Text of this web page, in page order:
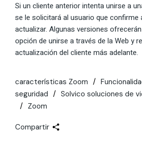
Si un cliente anterior intenta unirse a
se le solicitará al usuario que confirme
actualizar. Algunas versiones
opción de unirse a través de la Web y
actualización del cliente más adelante.
características Zoom
seguridad
Solvico soluciones de
Zoom
Compartir